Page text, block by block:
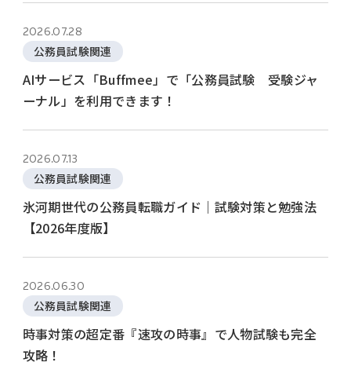
2026.07.28
公務員試験関連
AIサービス「Buffmee」で「公務員試験 受験ジャ
ーナル」を利用できます！
2026.07.13
公務員試験関連
氷河期世代の公務員転職ガイド｜試験対策と勉強法
【2026年度版】
2026.06.30
公務員試験関連
時事対策の超定番『速攻の時事』で人物試験も完全
攻略！